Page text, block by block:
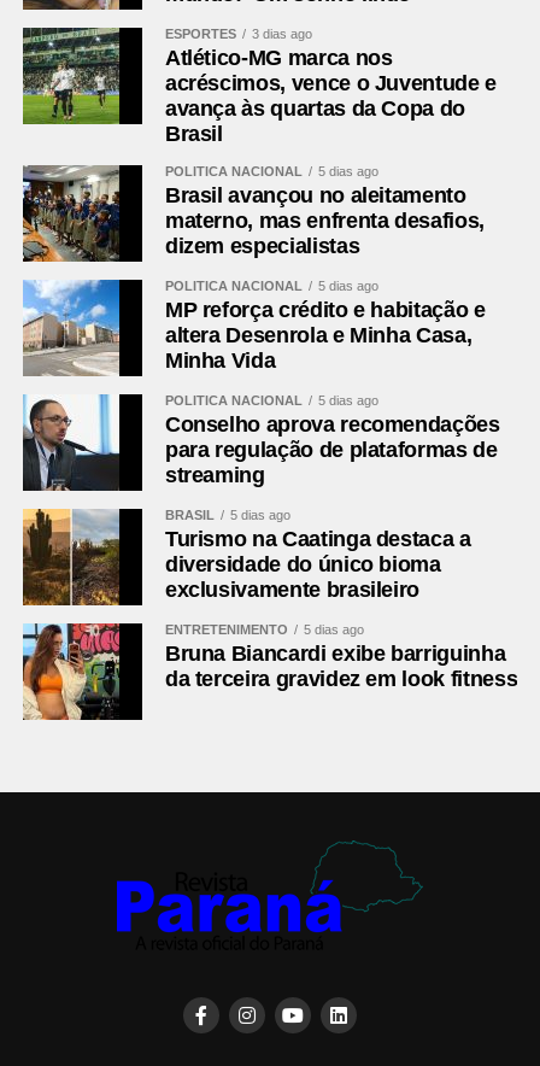
ESPORTES 3 dias ago
Atlético-MG marca nos
acréscimos, vence o Juventude e
avança às quartas da Copa do
Brasil
POLÍTICA NACIONAL 5 dias ago
Brasil avançou no aleitamento
materno, mas enfrenta desafios,
dizem especialistas
POLÍTICA NACIONAL 5 dias ago
MP reforça crédito e habitação e
altera Desenrola e Minha Casa,
Minha Vida
POLÍTICA NACIONAL 5 dias ago
Conselho aprova recomendações
para regulação de plataformas de
streaming
BRASIL 5 dias ago
Turismo na Caatinga destaca a
diversidade do único bioma
exclusivamente brasileiro
ENTRETENIMENTO 5 dias ago
Bruna Biancardi exibe barriguinha
da terceira gravidez em look fitness